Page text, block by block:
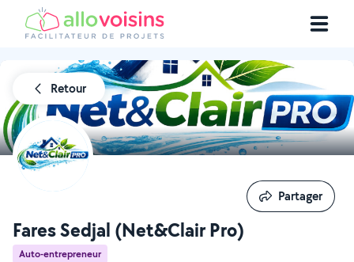
Retour
Fares Sedjal (Net&Clair Pro)
Auto-entrepreneur
Partager
Partager